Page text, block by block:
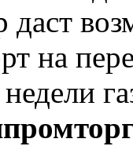
даст
на